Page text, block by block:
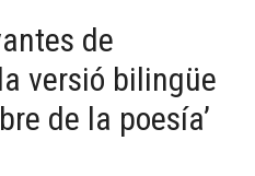
de
versió bilingüe
de la poesía’